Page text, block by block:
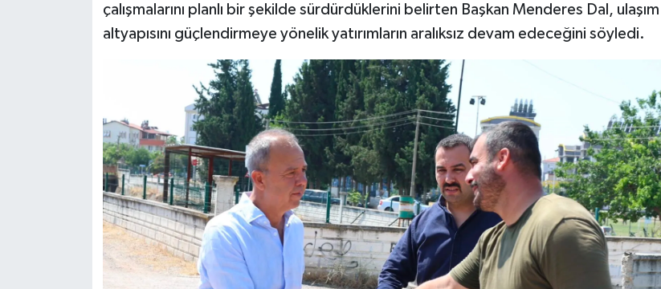
çalışmalarını planlı bir şekilde sürdürdüklerini belirten Başkan Menderes Dal, ulaşım
altyapısını güçlendirmeye yönelik yatırımların aralıksız devam edeceğini söyledi.